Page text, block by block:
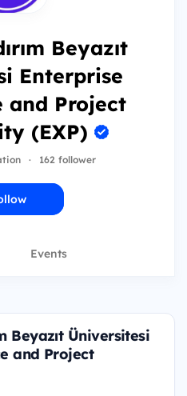
Beyazıt
Enterprise
and Project
(EXP)
· 162 follower
Events
Beyazıt Üniversitesi
and Project